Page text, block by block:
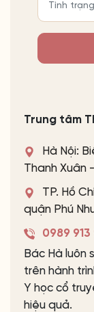
Trung tâm
Hà Nội:
Thanh Xuân
TP. Hồ
quận Phú
0989 913
Bác Hà luôn
trên hành
Y học cổ
hiệu quả.